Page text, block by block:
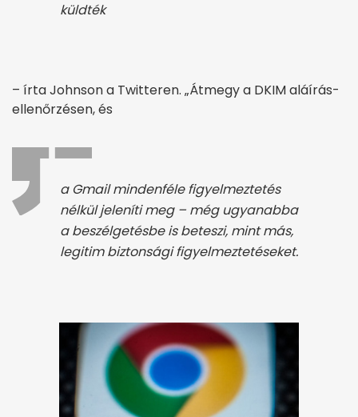
küldték
– írta Johnson a Twitteren. „Átmegy a DKIM aláírás-
ellenőrzésen, és
a Gmail mindenféle figyelmeztetés
nélkül jeleníti meg – még ugyanabba
a beszélgetésbe is beteszi, mint más,
legitim biztonsági figyelmeztetéseket.